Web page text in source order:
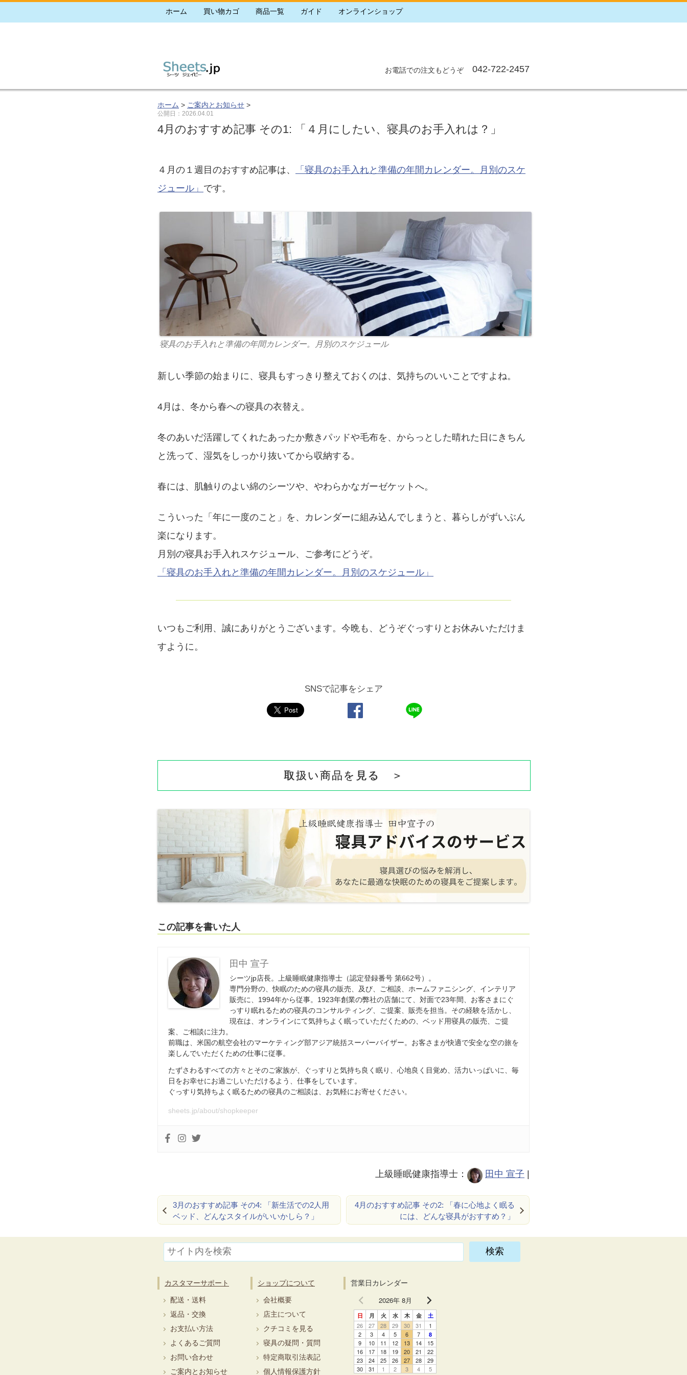
ホーム 買い物カゴ 商品一覧 ガイド オンラインショップ
お電話での注文もどうぞ 042-722-2457
ホーム > ご案内とお知らせ >
公開日： 2026.04.01
4月のおすすめ記事 その1: 「４月にしたい、寝具のお手入れは？」
４月の１週目のおすすめ記事は、
「寝具のお手入れと準備の年間カレンダー。月別のスケ
ジュール」 です。
寝具のお手入れと準備の年間カレンダー。月別のスケジュール
新しい季節の始まりに、寝具もすっきり整えておくのは、気持ちのいいことですよね。
4月は、冬から春への寝具の衣替え。
冬のあいだ活躍してくれたあったか敷きパッドや毛布を、からっとした晴れた日にきちん
と洗って、湿気をしっかり抜いてから収納する。
春には、肌触りのよい綿のシーツや、やわらかなガーゼケットへ。
こういった「年に一度のこと」を、カレンダーに組み込んでしまうと、暮らしがずいぶん
楽になります。
月別の寝具お手入れスケジュール、ご参考にどうぞ。
「寝具のお手入れと準備の年間カレンダー。月別のスケジュール」
いつもご利用、誠にありがとうございます。今晩も、どうぞぐっすりとお休みいただけま
すように。
SNSで記事をシェア
取扱い商品を見る ＞
この記事を書いた人
田中 宣子
シーツjp店長。上級睡眠健康指導士（認定登録番号 第662号）。
専門分野の、快眠のための寝具の販売、及び、ご相談、ホームファニシング、インテリア
販売に、1994年から従事。1923年創業の弊社の店舗にて、対面で23年間、お客さまにぐ
っすり眠れるための寝具のコンサルティング、ご提案、販売を担当。その経験を活かし、
現在は、オンラインにて気持ちよく眠っていただくための、ベッド用寝具の販売、ご提
案、ご相談に注力。
前職は、米国の航空会社のマーケティング部アジア統括スーパーバイザー。お客さまが快適で安全な空の旅を
楽しんでいただくための仕事に従事。
たずさわるすべての方々とそのご家族が、ぐっすりと気持ち良く眠り、心地良く目覚め、活力いっぱいに、毎
日をお幸せにお過ごしいただけるよう、仕事をしています。
ぐっすり気持ちよく眠るための寝具のご相談は、お気軽にお寄せください。
sheets.jp/about/shopkeeper
上級睡眠健康指導士： 田中 宣子
3月のおすすめ記事 その4: 「新生活での2人用
ベッド、どんなスタイルがいいかしら？」
4月のおすすめ記事 その2: 「春に心地よく眠る
には、どんな寝具がおすすめ？」
カスタマーサポート
配送・送料
返品・交換
お支払い方法
よくあるご質問
お問い合わせ
ご案内とお知らせ
ショップについて
会社概要
店主について
クチコミを見る
寝具の疑問・質問
特定商取引法表記
個人情報保護方針
営業日カレンダー
2026年 8月
日 月 火 水 木 金 土
26 27 28 29 30 31
1
2
3 4 5 6 7 8
9 10 11 12 13 14
15
16
17 18 19 20 21
22
23
24 25 26 27 28
29
30
31 1 2 3 4 5